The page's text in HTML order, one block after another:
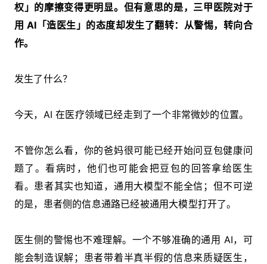
权」的摩擦变得更明显。但有意思的是，三甲医院对于
用 AI「造医生」 的态度却发生了翻转：从警惕，转向合
作。
发生了什么？
今天，AI 在医疗领域已经走到了一个非常微妙的位置。
不管你怎么看，你的爸妈很可能已经开始问豆包健康问
题了。看病时，他们也可能会把豆包的回答拿给医生
看。患者其实也知道，通用大模型不能全信；但不可逆
的是，患者侧的信息通路已经被通用大模型打开了。
医生侧的警惕也不难理解。一个不够准确的通用 AI，可
能会制造误解；患者带着半真半假的信息来质疑医生，